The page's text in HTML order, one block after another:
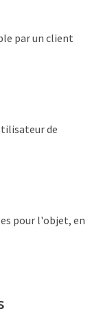
par un client
de
pour l'objet, en